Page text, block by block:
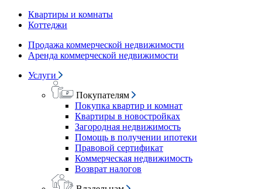
Квартиры и комнаты
Коттеджи
Продажа коммерческой недвижимости
Аренда коммерческой недвижимости
Услуги
Покупателям
Покупка квартир и комнат
Квартиры в новостройках
Загородная недвижимость
Помощь в получении ипотеки
Правовой сертификат
Коммерческая недвижимость
Возврат налогов